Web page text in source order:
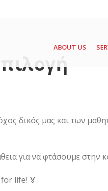
ABOUT US
δικός μας και των
για να φτάσουμε στην
life! 🏅